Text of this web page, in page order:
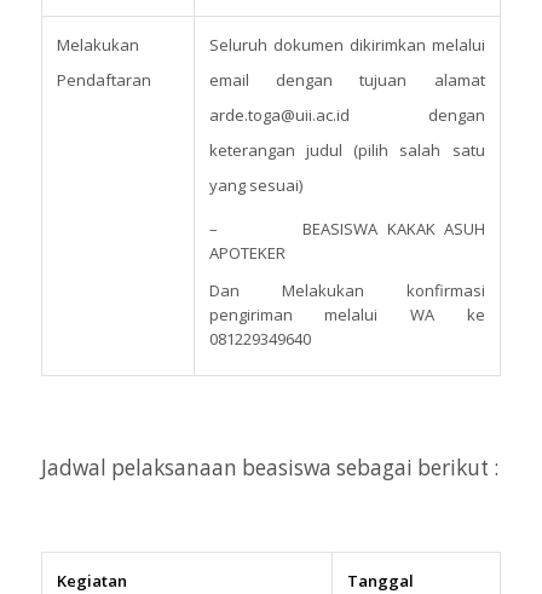
Melakukan
Pendaftaran
Seluruh dokumen dikirimkan melalui
email dengan tujuan alamat
arde.toga@uii.ac.id dengan
keterangan judul (pilih salah satu
yang sesuai)
– BEASISWA KAKAK ASUH
APOTEKER
Dan Melakukan konfirmasi
pengiriman melalui WA ke
081229349640
Jadwal pelaksanaan beasiswa sebagai berikut :
Kegiatan Tanggal